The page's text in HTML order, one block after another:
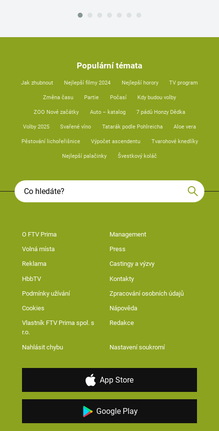
Populární témata
Jak zhubnout Nejlepší filmy 2024 Nejlepší horory TV program
Změna času Partie Počasí Kdy budou volby
ZOO Nové začátky Auto – katalog 7 pádů Honzy Dědka
Volby 2025 Svařené víno Tatarák podle Pohlreicha Aloe vera
Pěstování lichořeřišnice Výpočet ascendentu Tvarohové knedlíky
Nejlepší palačinky Švestkový koláč
O FTV Prima Management
Volná místa Press
Reklama Castingy a výzvy
HbbTV Kontakty
Podmínky užívání Zpracování osobních údajů
Cookies Nápověda
Vlastník FTV Prima spol. s
r.o.
Redakce
Nahlásit chybu Nastavení soukromí
App Store
Google Play